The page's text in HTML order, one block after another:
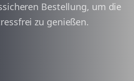
Bestellung, um die
zu genießen.